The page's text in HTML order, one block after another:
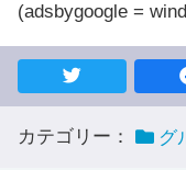
(adsbygoogle =
カテゴリー： グ